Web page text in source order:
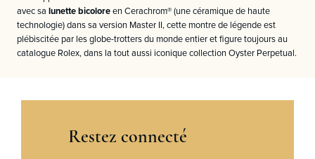
avec sa lunette bicolore en Cerachrom® (une céramique de haute
technologie) dans sa version Master II, cette montre de légende est
plébiscitée par les globe-trotters du monde entier et figure toujours au
catalogue Rolex, dans la tout aussi iconique collection Oyster Perpetual.
Restez connecté